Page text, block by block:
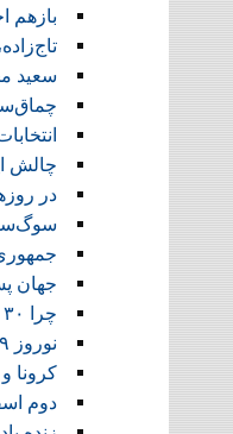
بازهم
سعید
چالش
در
جهان
چرا ۳۰ فروردین یک نقطه عطف است؟
نوروز ۹۹، نقطه عطف!‏
کرونا
دوم